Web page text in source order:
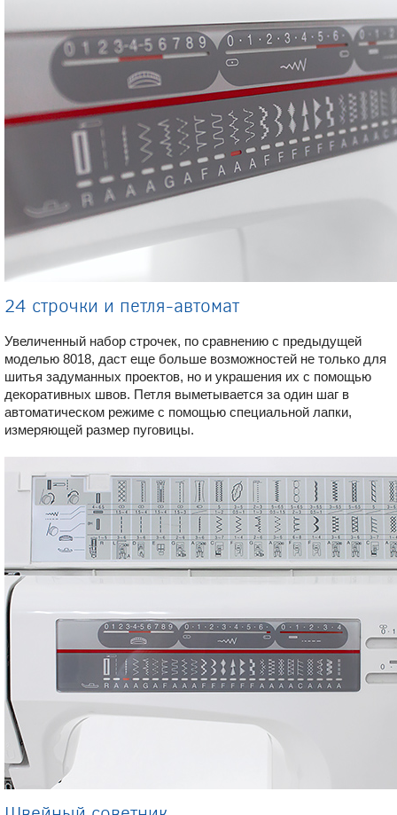
24 строчки и петля-автомат
Увеличенный набор строчек, по сравнению с предыдущей
моделью 8018, даст еще больше возможностей не только для
шитья задуманных проектов, но и украшения их с помощью
декоративных швов. Петля выметывается за один шаг в
автоматическом режиме с помощью специальной лапки,
измеряющей размер пуговицы.